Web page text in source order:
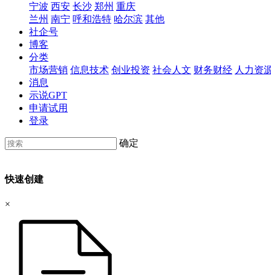
宁波 西安 长沙 郑州 重庆
兰州 南宁 呼和浩特 哈尔滨 其他
社企号
博客
分类
市场营销 信息技术 创业投资 社会人文 财务财经 人力资
消息
示说GPT
申请试用
登录
确定
快速创建
×